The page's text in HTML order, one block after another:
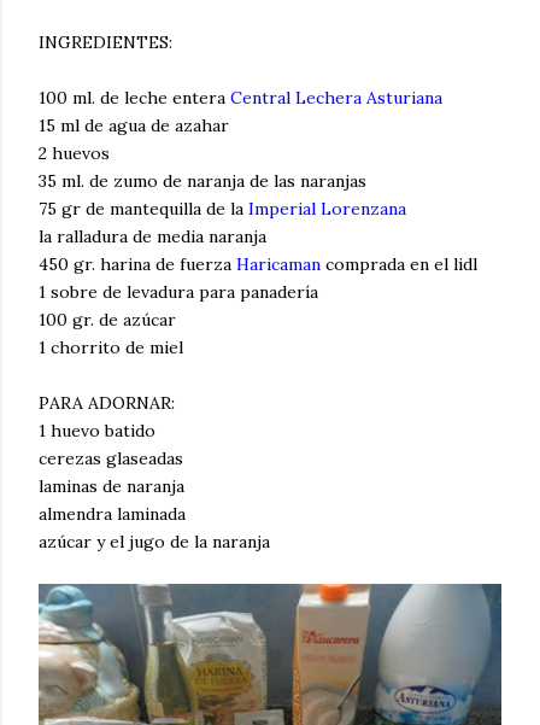
INGREDIENTES:
100 ml. de leche entera Central Lechera Asturiana
15 ml de agua de azahar
2 huevos
35 ml. de zumo de naranja de las naranjas
75 gr de mantequilla de la Imperial Lorenzana
la ralladura de media naranja
450 gr. harina de fuerza Haricaman comprada en el lidl
1 sobre de levadura para panadería
100 gr. de azúcar
1 chorrito de miel
PARA ADORNAR:
1 huevo batido
cerezas glaseadas
laminas de naranja
almendra laminada
azúcar y el jugo de la naranja